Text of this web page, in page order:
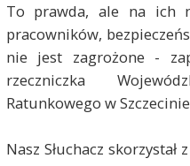
To prawda, ale na ich
pracowników,
nie jest zagrożone -
rzeczniczka
Ratunkowego w
Nasz Słuchacz